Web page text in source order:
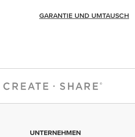
GARANTIE UND UMTAUSCH
UNTERNEHMEN